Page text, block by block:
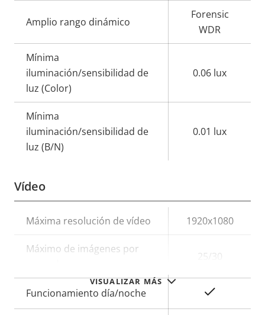
VISUALIZAR MÁS
propiedad
propiedad
Amplio rango dinámico
Forensic
WDR
Mínima
iluminación/sensibilidad de
luz (Color)
0.06 lux
Mínima
iluminación/sensibilidad de
luz (B/N)
0.01 lux
Vídeo
Descripción
propiedad
Valor de
propiedad
Máxima resolución de vídeo 1920x1080
Máximo de imágenes por
25/30
Funcionamiento día/noche